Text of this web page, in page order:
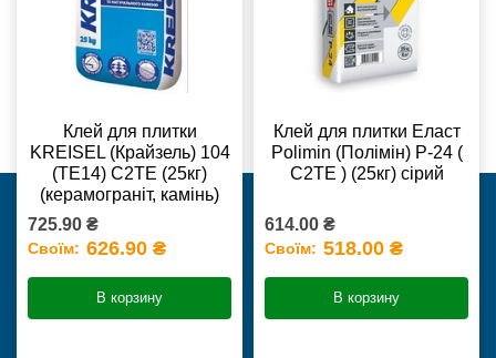
Клей для плитки
KREISEL (Крайзель) 104
(ТЕ14) С2TE (25кг)
(керамограніт, камінь)
725.90 ₴
Своїм: 626.90 ₴
В корзину
Клей для плитки Еласт
Polimin (Полімін) Р-24 (
С2ТЕ ) (25кг) сірий
614.00 ₴
Своїм: 518.00 ₴
В корзину